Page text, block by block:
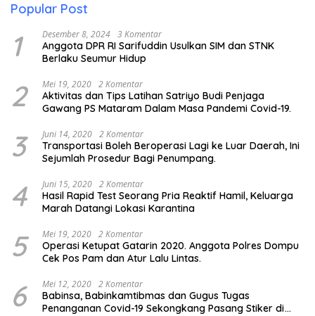
Popular Post
1 Desember 8, 2024 3 Komentar
Anggota DPR RI Sarifuddin Usulkan SIM dan STNK
Berlaku Seumur Hidup
2 Mei 19, 2020 2 Komentar
Aktivitas dan Tips Latihan Satriyo Budi Penjaga
Gawang PS Mataram Dalam Masa Pandemi Covid-19.
3 Juni 14, 2020 2 Komentar
Transportasi Boleh Beroperasi Lagi ke Luar Daerah, Ini
Sejumlah Prosedur Bagi Penumpang.
4 Juni 15, 2020 2 Komentar
Hasil Rapid Test Seorang Pria Reaktif Hamil, Keluarga
Marah Datangi Lokasi Karantina
5 Mei 19, 2020 2 Komentar
Operasi Ketupat Gatarin 2020. Anggota Polres Dompu
Cek Pos Pam dan Atur Lalu Lintas.
6 Mei 12, 2020 2 Komentar
Babinsa, Babinkamtibmas dan Gugus Tugas
Penanganan Covid-19 Sekongkang Pasang Stiker di